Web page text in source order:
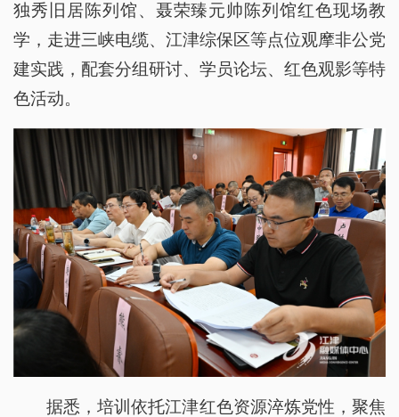
独秀旧居陈列馆、聂荣臻元帅陈列馆红色现场教
学，走进三峡电缆、江津综保区等点位观摩非公党
建实践，配套分组研讨、学员论坛、红色观影等特
色活动。
据悉，培训依托江津红色资源淬炼党性，聚焦